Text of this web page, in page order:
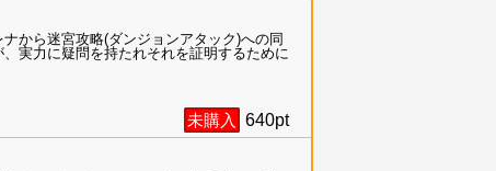
から迷宮攻略(ダンジョンアタック)への同
実力に疑問を持たれそれを証明するために
未購入 640pt